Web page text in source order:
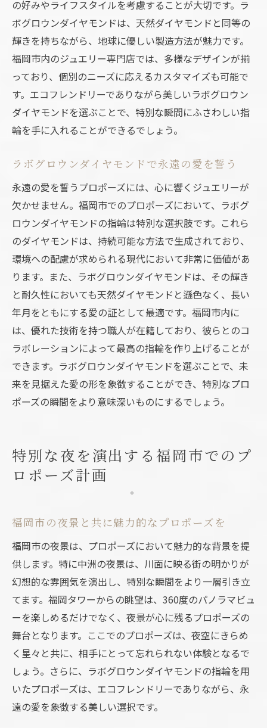
ラボグロウンダイヤモンドの個性とその魅
力
エシカルなダイヤモンドで愛を誓う
ラボグロウンダイヤモンドがもたらす特別
な価値
福岡市でのエレガントなプロポーズの実現
心に刻まれる福岡市でのプロポーズ計画と成功
の秘訣
プロポーズ成功のための計画の立て方
福岡市の魅力を最大限に活かしたプランニ
思い出に残るプロポーズのための準備
成功のカギとなるプロポーズのアイデア
福岡市で心に刻まれる瞬間を演出する
プロポーズを成功させるためのティップス
の好みやライフスタイルを考慮することが大切です。ラ
ボグロウンダイヤモンドは、天然ダイヤモンドと同等の
輝きを持ちながら、地球に優しい製造方法が魅力です。
福岡市内のジュエリー専門店では、多様なデザインが揃
っており、個別のニーズに応えるカスタマイズも可能で
す。エコフレンドリーでありながら美しいラボグロウン
ダイヤモンドを選ぶことで、特別な瞬間にふさわしい指
輪を手に入れることができるでしょう。
ラボグロウンダイヤモンドで永遠の愛を誓う
永遠の愛を誓うプロポーズには、心に響くジュエリーが
欠かせません。福岡市でのプロポーズにおいて、ラボグ
ロウンダイヤモンドの指輪は特別な選択肢です。これら
のダイヤモンドは、持続可能な方法で生成されており、
環境への配慮が求められる現代において非常に価値があ
ります。また、ラボグロウンダイヤモンドは、その輝き
と耐久性においても天然ダイヤモンドと遜色なく、長い
年月をともにする愛の証として最適です。福岡市内に
は、優れた技術を持つ職人が在籍しており、彼らとのコ
ラボレーションによって最高の指輪を作り上げることが
できます。ラボグロウンダイヤモンドを選ぶことで、未
来を見据えた愛の形を象徴することができ、特別なプロ
ポーズの瞬間をより意味深いものにするでしょう。
特別な夜を演出する福岡市でのプ
ロポーズ計画
福岡市の夜景と共に魅力的なプロポーズを
福岡市の夜景は、プロポーズにおいて魅力的な背景を提
供します。特に中洲の夜景は、川面に映る街の明かりが
幻想的な雰囲気を演出し、特別な瞬間をより一層引き立
てます。福岡タワーからの眺望は、360度のパノラマビュ
ーを楽しめるだけでなく、夜景が心に残るプロポーズの
舞台となります。ここでのプロポーズは、夜空にきらめ
く星々と共に、相手にとって忘れられない体験となるで
しょう。さらに、ラボグロウンダイヤモンドの指輪を用
いたプロポーズは、エコフレンドリーでありながら、永
遠の愛を象徴する美しい選択です。